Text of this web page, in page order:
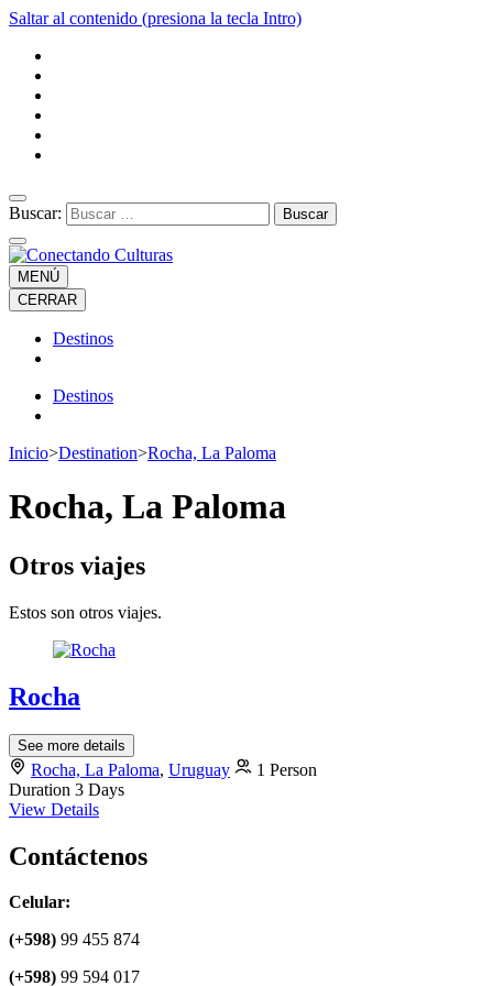
Saltar al contenido (presiona la tecla Intro)
Buscar:
MENÚ
CERRAR
Destinos
Destinos
Inicio>Destination>Rocha, La Paloma
Rocha, La Paloma
Otros viajes
Estos son otros viajes.
Rocha
See more details
Rocha, La Paloma, Uruguay
1 Person
Duration 3 Days
View Details
Contáctenos
Celular:
(+598) 99 455 874
(+598) 99 594 017